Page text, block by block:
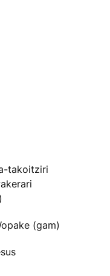
takoitziri
(gam)